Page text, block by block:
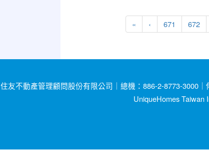
« ‹ 671 672
住友不動產管理顧問股份有限公司｜總機：886-2-8773-3000
UniqueHomes Taiwan